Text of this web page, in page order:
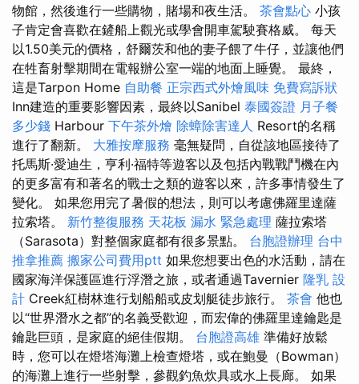
物館，然後進行一些購物，賭場和夜生活。 茶會點心 小孩
子肯定會喜歡在鏟船上觀光或學會開車駕駛賽格威。 每天
以1.50美元的價格，舒爾茨和他的妻子餵了牛仔，並讓他們
在牲畜射擊期間在電報辦公室一端的地面上睡覺。 最終，
這是Tarpon Home 自助餐 正宗西式外燴風味 免費寫訴狀
Inn建造的重要影響因素，最終以Sanibel 泰國簽證 月子餐
多少錢 Harbour 下午茶外燴 除蟑除害達人 Resort的名稱
進行了翻新。 大雅按摩服務 毫無疑問，自從該地區接待了
托馬斯·愛迪生，亨利·福特等遊客以及包括內戰戰鬥機在內
的更多富有和著名的戰士之類的遊客以來，許多事情發生了
變化。 如果您用完了暑假的想法，則可以考慮佛羅里達薩
拉索塔。 新竹整復服務 天花板 漏水 緊急處理 薩拉索塔
（Sarasota）對整個家庭都有很多景點。 台胞證辦理 台中
推拿推薦 搬家公司費用ptt 如果您想要出色的水活動，請在
國家海洋保護區進行浮潛之旅，或者通過Tavernier 隆乳 設
計 Creek紅樹林進行划船船或皮划艇徒步旅行。 茶會 他也
以“世界潛水之都”的名義受歡迎，而宏偉的佛羅里達鑰匙是
鑰匙巨頭，是家庭的絕佳假期。 台胞證高雄 準備好放鬆
時，您可以在燈塔海灘上檢查燈塔，或在鮑曼（Bowman）
的海灘上進行一些射擊，參觀釣魚炊具或水上長廊。 如果